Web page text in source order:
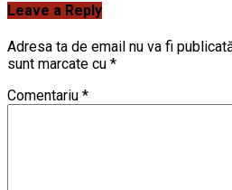
Leave a Reply
Adresa ta de email nu va fi
sunt marcate cu *
Comentariu *